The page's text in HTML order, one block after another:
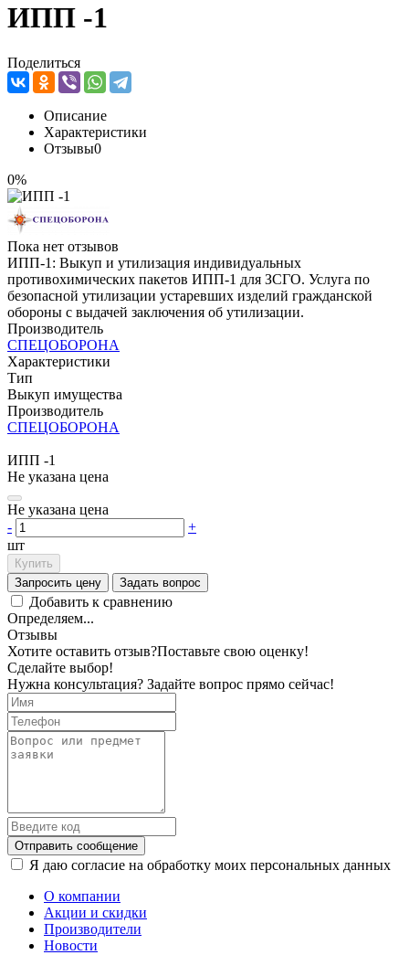
ИПП -1
Поделиться
Описание
Характеристики
Отзывы0
0%
Пока нет отзывов
ИПП-1: Выкуп и утилизация индивидуальных
противохимических пакетов ИПП-1 для ЗСГО. Услуга по
безопасной утилизации устаревших изделий гражданской
обороны с выдачей заключения об утилизации.
Производитель
СПЕЦОБОРОНА
Характеристики
Тип
Выкуп имущества
Производитель
СПЕЦОБОРОНА
ИПП -1
Не указана цена
Не указана цена
-
+
шт
Купить
Запросить цену
Задать вопрос
Добавить к сравнению
Определяем...
Отзывы
Хотите оставить отзыв?Поставьте свою оценку!
Сделайте выбор!
Нужна консультация? Задайте вопрос прямо сейчас!
Отправить сообщение
Я даю согласие на обработку моих персональных данных
О компании
Акции и скидки
Производители
Новости